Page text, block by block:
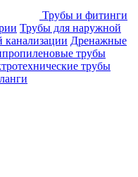
Трубы и фитинги
Трубы для наружной
канализации Дренажные
трубы
трубы